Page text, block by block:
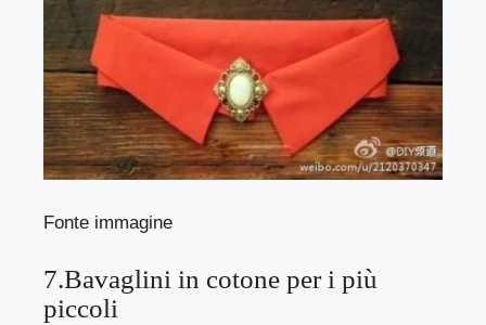
Fonte immagine
7.Bavaglini in cotone per i più
piccoli